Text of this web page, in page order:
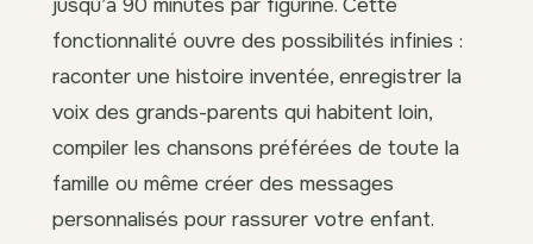
fonctionnalité ouvre des possibilités infinies :
raconter une histoire inventée, enregistrer la
voix des grands-parents qui habitent loin,
compiler les chansons préférées de toute la
famille ou même créer des messages
personnalisés pour rassurer votre enfant.